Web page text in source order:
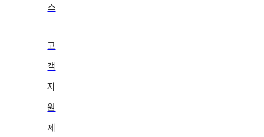
스
고
객
지
원
제